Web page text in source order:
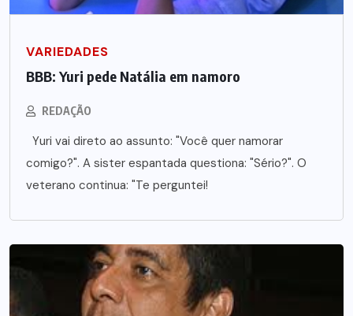
VARIEDADES
BBB: Yuri pede Natália em namoro
REDAÇÃO
Yuri vai direto ao assunto: "Você quer namorar
comigo?". A sister espantada questiona: "Sério?". O
veterano continua: "Te perguntei!